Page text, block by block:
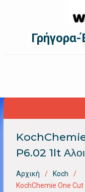
P6.02 1lt
Αρχική
Koch
KochChemie One